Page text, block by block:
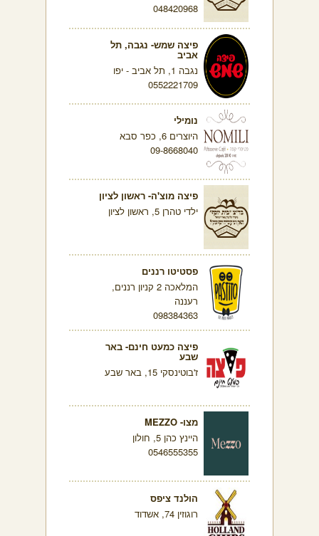
048420968
פיצה שמש- נגבה, תל
אביב
נגבה 1, תל אביב - יפו
0552221709
נומילי
היוצרים 6, כפר סבא
09-8668040
פיצה מוצ'ה- ראשון לציון
ילדי טהרן 5, ראשון לציון
פסטיטו רננים
המלאכה 2 קניון רננים,
רעננה
098384363
פיצה כמעט חינם- באר
שבע
ז'בוטינסקי 15, באר שבע
מצו- MEZZO
היינץ כהן 5, חולון
0546555355
הולנד ציפס
רוגוזין 74, אשדוד